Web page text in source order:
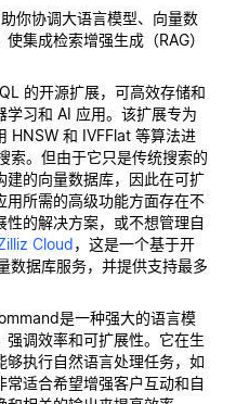
你协调大语言模型、向量数
集成检索增强生成（RAG）
的开源扩展，可高效存储和
习和 AI 应用。该扩展专为
HNSW 和 IVFFlat 等算法进
索。但由于它只是传统搜索的
建的向量数据库，因此在可扩
用所需的高级功能方面存在不
性的解决方案，或不想管理自
Cloud，这是一个基于开
数据库服务，并提供支持最多
是一种强大的语言模
强调效率和可扩展性。它在生
够执行自然语言处理任务，如
适合希望增强客户互动和自